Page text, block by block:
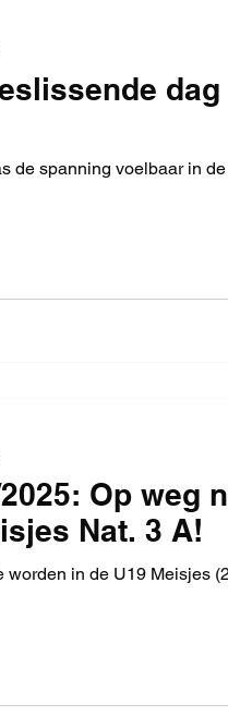
de spanning voelbaar in
Op weg
Nat. 3 A!
in de U19 Meisjes